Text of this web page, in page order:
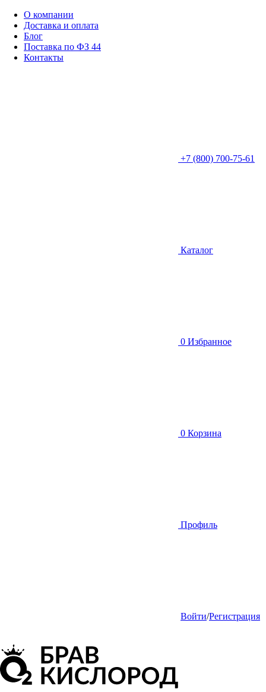
О компании
Доставка и оплата
Блог
Поставка по ФЗ 44
Контакты
+7 (800) 700-75-61
Каталог
0 Избранное
0 Корзина
Профиль
Войти/Регистрация